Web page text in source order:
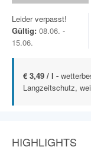
Leider verpasst!
Gültig: 08.06. -
15.06.
€ 3,49 / l -
Langzeitschutz,
HIGHLIGHTS